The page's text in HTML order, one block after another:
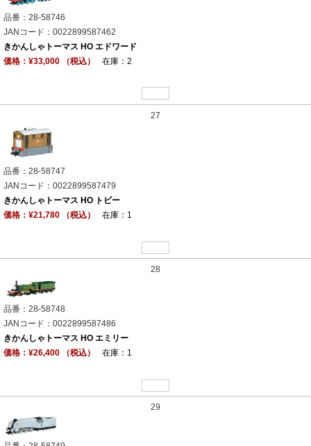
品番：28-58746
JANコード：0022899587462
きかんしゃトーマス HO エドワード
価格：¥33,000 （税込）
在庫：2
27
品番：28-58747
JANコード：0022899587479
きかんしゃトーマス HO トビー
価格：¥21,780 （税込）
在庫：1
28
品番：28-58748
JANコード：0022899587486
きかんしゃトーマス HO エミリー
価格：¥26,400 （税込）
在庫：1
29